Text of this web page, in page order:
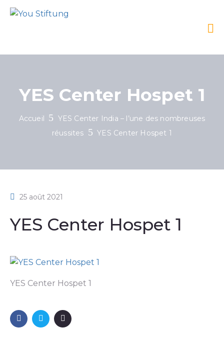
YES Center Hospet 1
Accueil
YES Center India – l’une des nombreuses
réussites
YES Center Hospet 1
25 août 2021
YES Center Hospet 1
YES Center Hospet 1